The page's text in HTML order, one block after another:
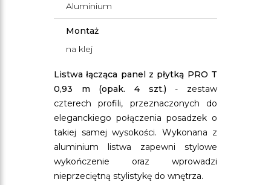
Aluminium
Montaż
na klej
Listwa łącząca panel z płytką PRO T
0,93 m (opak. 4 szt.) - zestaw
czterech profili, przeznaczonych do
eleganckiego połączenia posadzek o
takiej samej wysokości. Wykonana z
aluminium listwa zapewni stylowe
wykończenie oraz wprowadzi
nieprzeciętną stylistykę do wnętrza.